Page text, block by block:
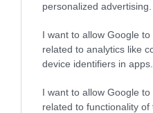
personalized advertising.
I want to allow Google
related to analytics like
device identifiers in apps.
I want to allow Google
related to functionality of